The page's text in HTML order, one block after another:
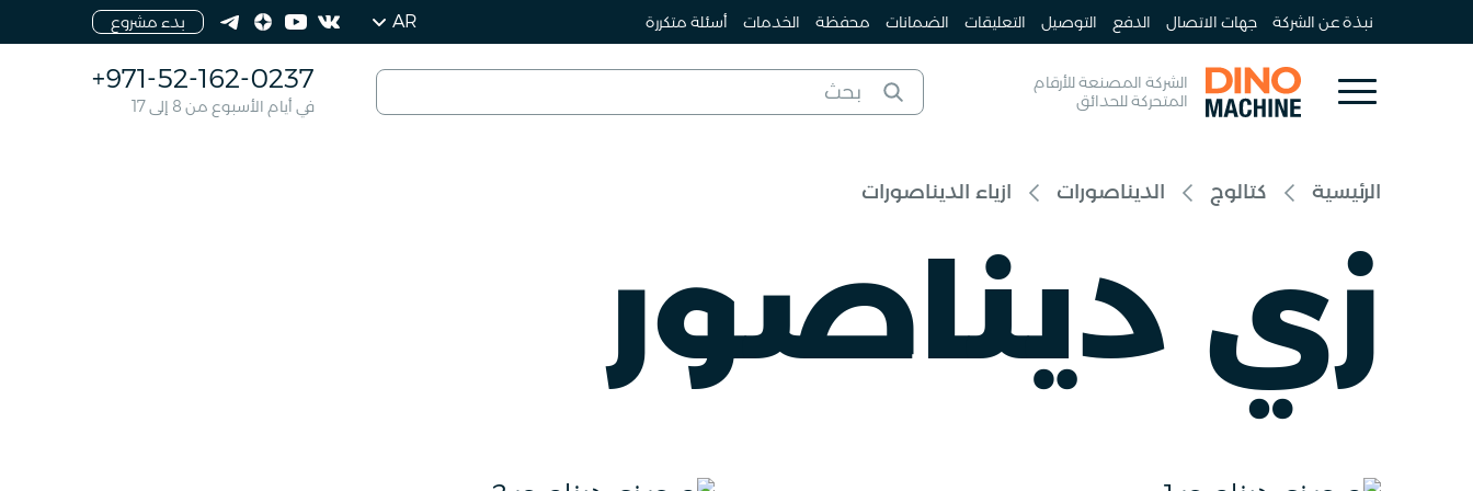
نبذة عن الشركة جهات الاتصال الدفع التوصيل التعليقات الضمانات محفظة الخدمات أسئلة متكررة AR بدء مشروع
الشركة المصنعة للأرقام
المتحركة للحدائق
+971-52-162-0237
في أيام الأسبوع من 8 إلى 17
الرئيسية كتالوج الديناصورات ازياء الديناصورات
زي ديناصور